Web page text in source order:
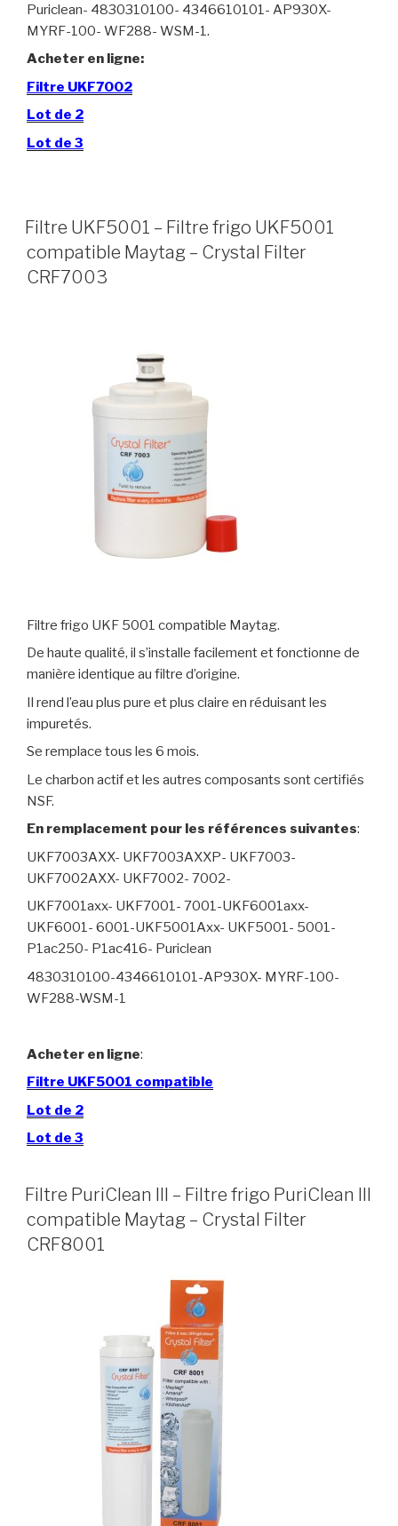
Puriclean- 4830310100- 4346610101- AP930X-
MYRF-100- WF288- WSM-1.
Acheter en ligne:
Filtre UKF7002
Lot de 2
Lot de 3
Filtre UKF5001 – Filtre frigo UKF5001
compatible Maytag – Crystal Filter
CRF7003
Filtre frigo UKF 5001 compatible Maytag.
De haute qualité, il s’installe facilement et fonctionne de
manière identique au filtre d’origine.
Il rend l’eau plus pure et plus claire en réduisant les
impuretés.
Se remplace tous les 6 mois.
Le charbon actif et les autres composants sont certifiés
NSF.
En remplacement pour les références suivantes:
UKF7003AXX- UKF7003AXXP- UKF7003-
UKF7002AXX- UKF7002- 7002-
UKF7001axx- UKF7001- 7001-UKF6001axx-
UKF6001- 6001-UKF5001Axx- UKF5001- 5001-
P1ac250- P1ac416- Puriclean
4830310100-4346610101-AP930X- MYRF-100-
WF288-WSM-1
Acheter en ligne:
Filtre UKF5001 compatible
Lot de 2
Lot de 3
Filtre PuriClean III – Filtre frigo PuriClean III
compatible Maytag – Crystal Filter
CRF8001